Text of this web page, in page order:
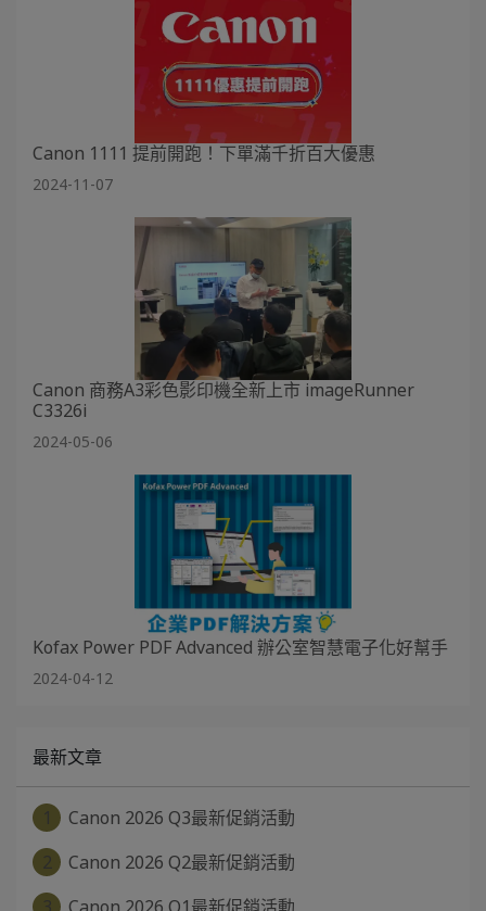
Canon 1111 提前開跑！下單滿千折百大優惠
2024-11-07
Canon 商務A3彩色影印機全新上市 imageRunner
C3326i
2024-05-06
Kofax Power PDF Advanced 辦公室智慧電子化好幫手
2024-04-12
最新文章
Canon 2026 Q3最新促銷活動
Canon 2026 Q2最新促銷活動